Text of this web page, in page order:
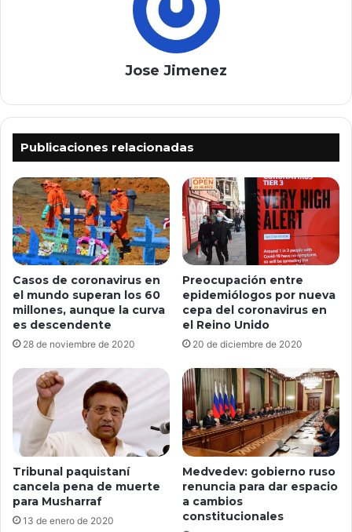
Jose Jimenez
Publicaciones relacionadas
Casos de coronavirus en
el mundo superan los 60
millones, aunque la curva
es descendente
28 de noviembre de 2020
Preocupación entre
epidemiólogos por nueva
cepa del coronavirus en
el Reino Unido
20 de diciembre de 2020
Tribunal paquistaní
cancela pena de muerte
para Musharraf
13 de enero de 2020
Medvedev: gobierno ruso
renuncia para dar espacio
a cambios
constitucionales